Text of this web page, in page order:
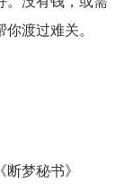
渡过难关。
梦秘书》